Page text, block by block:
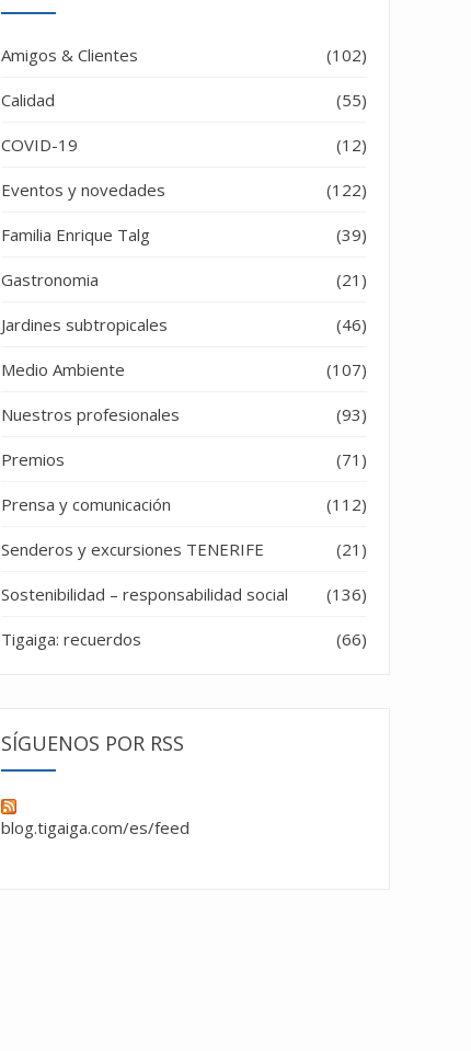
Amigos & Clientes (102)
Calidad (55)
COVID-19 (12)
Eventos y novedades (122)
Familia Enrique Talg (39)
Gastronomia (21)
Jardines subtropicales (46)
Medio Ambiente (107)
Nuestros profesionales (93)
Premios (71)
Prensa y comunicación (112)
Senderos y excursiones TENERIFE (21)
Sostenibilidad – responsabilidad social (136)
Tigaiga: recuerdos (66)
SÍGUENOS POR RSS
blog.tigaiga.com/es/feed